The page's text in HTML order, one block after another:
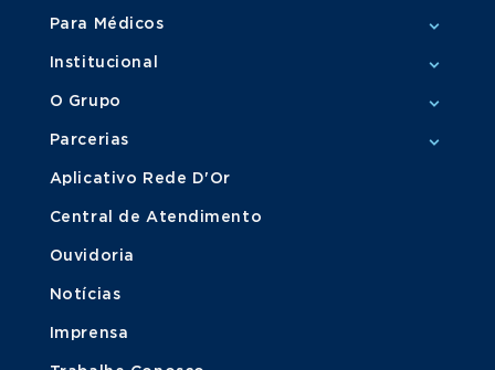
Para Médicos
Institucional
O Grupo
Parcerias
Aplicativo Rede D'Or
Central de Atendimento
Ouvidoria
Notícias
Imprensa